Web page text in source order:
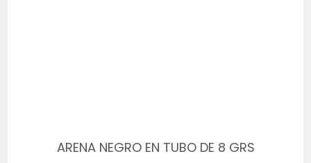
ARENA NEGRO EN TUBO DE 8 GRS